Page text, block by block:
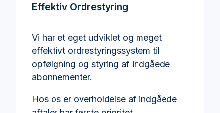
Effektiv Ordrestyring
Vi har et eget udviklet og meget
effektivt ordrestyringssystem til
opfølgning og styring af indgåede
abonnementer.
Hos os er overholdelse af indgåede